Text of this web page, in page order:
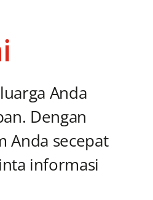
Anda
Dengan
Anda secepat
informasi